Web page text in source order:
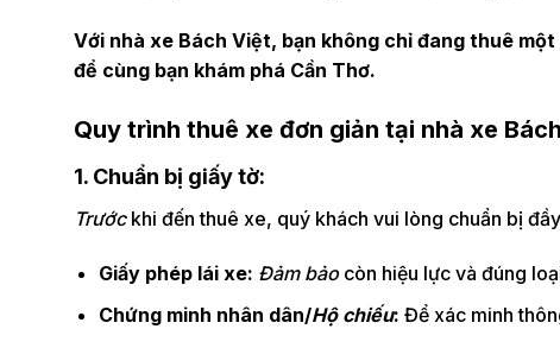
Với nhà xe Bách Việt, bạn không chỉ đang thuê
để cùng bạn khám phá Cần Thơ.
Quy trình thuê xe đơn giản tại nhà xe
1. Chuẩn bị giấy tờ:
Trước khi đến thuê xe, quý khách vui lòng chuẩn bị
Giấy phép lái xe: Đảm bảo còn hiệu lực và đúng
Chứng minh nhân dân/Hộ chiếu: Để xác minh